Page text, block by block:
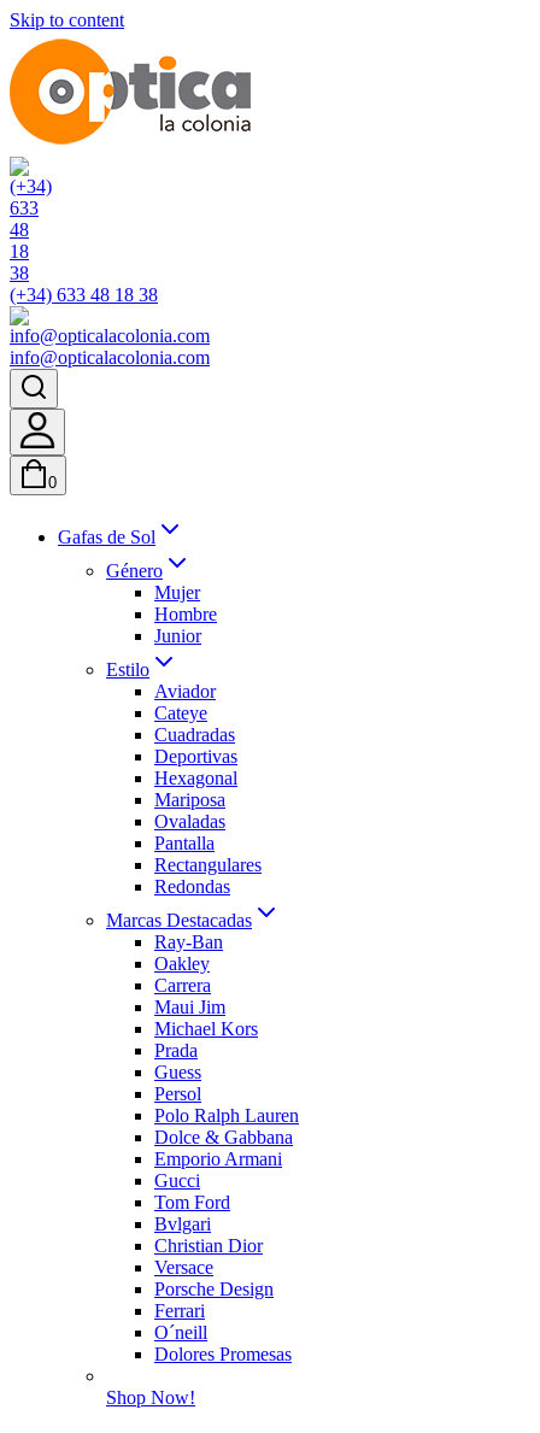
Skip to content
(+34) 633 48 18 38
info@opticalacolonia.com
0
Gafas de Sol
Género
Mujer
Hombre
Junior
Estilo
Aviador
Cateye
Cuadradas
Deportivas
Hexagonal
Mariposa
Ovaladas
Pantalla
Rectangulares
Redondas
Marcas Destacadas
Ray-Ban
Oakley
Carrera
Maui Jim
Michael Kors
Prada
Guess
Persol
Polo Ralph Lauren
Dolce & Gabbana
Emporio Armani
Gucci
Tom Ford
Bvlgari
Christian Dior
Versace
Porsche Design
Ferrari
O´neill
Dolores Promesas
Shop Now!